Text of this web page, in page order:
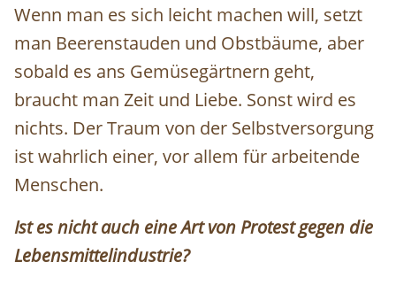
Wenn man es sich leicht machen will, setzt
man Beerenstauden und Obstbäume, aber
sobald es ans Gemüsegärtnern geht,
braucht man Zeit und Liebe. Sonst wird es
nichts. Der Traum von der Selbstversorgung
ist wahrlich einer, vor allem für arbeitende
Menschen.
Ist es nicht auch eine Art von Protest gegen die
Lebensmittelindustrie?